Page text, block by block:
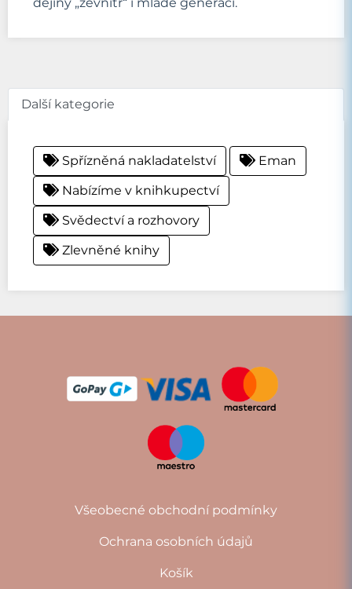
Další kategorie
Spřízněná nakladatelství
Eman
Nabízíme v knihkupectví
Svědectví a rozhovory
Zlevněné knihy
Všeobecné obchodní podmínky
Ochrana osobních údajů
Košík